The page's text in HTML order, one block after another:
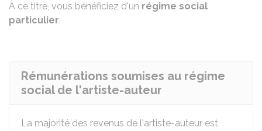
À ce titre, vous bénéficiez d'un régime social
particulier.
Rémunérations soumises au régime
social de l'artiste-auteur
La majorité des revenus de l'artiste-auteur est